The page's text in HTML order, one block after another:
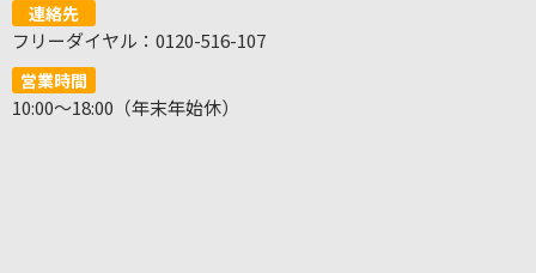
連絡先
フリーダイヤル：0120-516-107
営業時間
10:00～18:00（年末年始休）